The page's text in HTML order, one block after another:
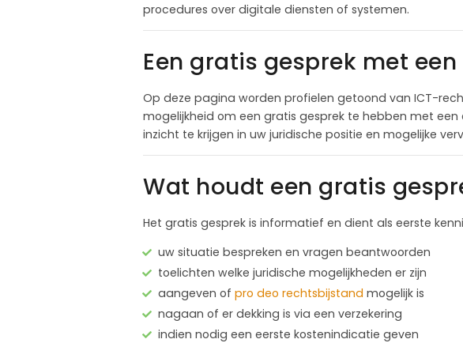
procedures over digitale diensten of systemen.
Een gratis gesprek met
Op deze pagina worden profielen getoond van ICT-
mogelijkheid om een gratis gesprek te hebben met
inzicht te krijgen in uw juridische positie en mogelijke
Wat houdt een gratis
Het gratis gesprek is informatief en dient als eerste
uw situatie bespreken en vragen beantwoorden
toelichten welke juridische mogelijkheden er zijn
aangeven of pro deo rechtsbijstand mogelijk is
nagaan of er dekking is via een verzekering
indien nodig een eerste kostenindicatie geven